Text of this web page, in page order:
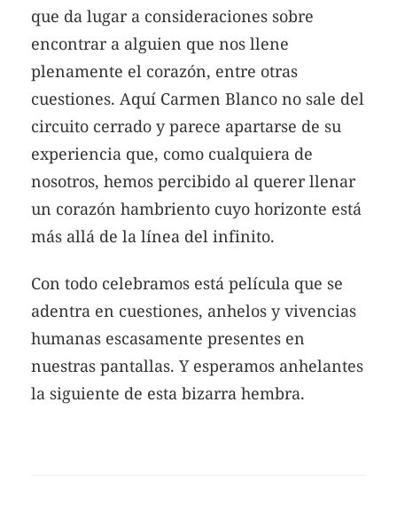
que da lugar a consideraciones sobre
encontrar a alguien que nos llene
plenamente el corazón, entre otras
cuestiones. Aquí Carmen Blanco no sale del
circuito cerrado y parece apartarse de su
experiencia que, como cualquiera de
nosotros, hemos percibido al querer llenar
un corazón hambriento cuyo horizonte está
más allá de la línea del infinito.
Con todo celebramos está película que se
adentra en cuestiones, anhelos y vivencias
humanas escasamente presentes en
nuestras pantallas. Y esperamos anhelantes
la siguiente de esta bizarra hembra.